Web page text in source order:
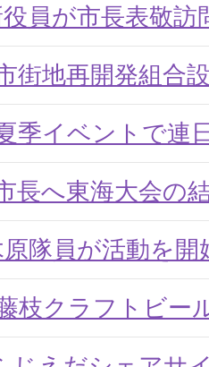
役員が市長表敬訪
街地再開発組合
季イベントで連
長へ東海大会の
原隊員が活動を開
枝クラフトビー